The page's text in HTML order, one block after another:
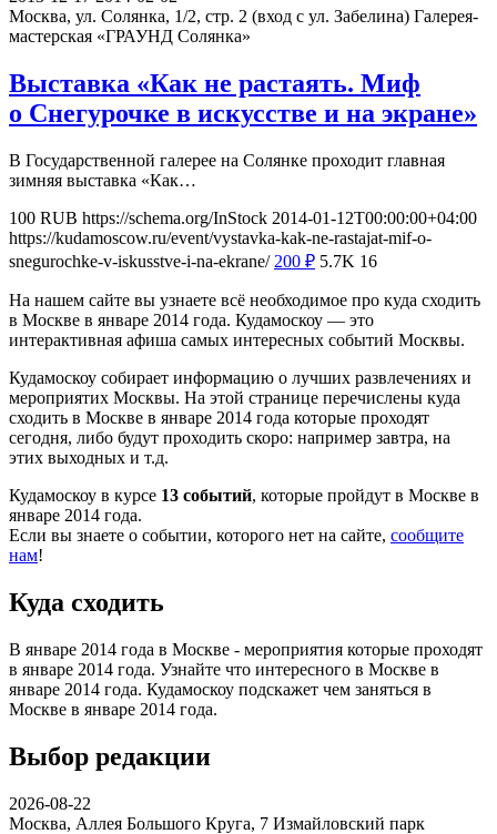
Москва, ул. Солянка, 1/2, стр. 2 (вход с ул. Забелина) Галерея-
мастерская «ГРАУНД Солянка»
Выставка «Как не растаять. Миф
о Снегурочке в искусстве и на экране»
В Государственной галерее на Солянке проходит главная
зимняя выставка «Как…
100 RUB https://schema.org/InStock 2014-01-12T00:00:00+04:00
https://kudamoscow.ru/event/vystavka-kak-ne-rastajat-mif-o-
snegurochke-v-iskusstve-i-na-ekrane/ 200 ₽ 5.7K 16
На нашем сайте вы узнаете всё необходимое про куда сходить
в Москве в январе 2014 года. Кудамоскоу — это
интерактивная афиша самых интересных событий Москвы.
Кудамоскоу собирает информацию о лучших развлечениях и
мероприятих Москвы. На этой странице перечислены куда
сходить в Москве в январе 2014 года которые проходят
сегодня, либо будут проходить скоро: например завтра, на
этих выходных и т.д.
Кудамоскоу в курсе 13 событий, которые пройдут в Москве в
январе 2014 года.
Если вы знаете о событии, которого нет на сайте, сообщите
нам!
Куда сходить
В январе 2014 года в Москве - мероприятия которые проходят
в январе 2014 года. Узнайте что интересного в Москве в
январе 2014 года. Кудамоскоу подскажет чем заняться в
Москве в январе 2014 года.
Выбор редакции
2026-08-22
Москва, Аллея Большого Круга, 7 Измайловский парк